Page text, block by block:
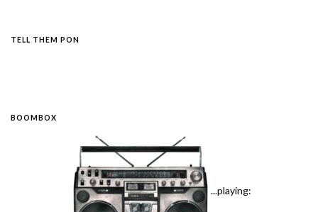
TELL THEM PON
BOOMBOX
...playing: